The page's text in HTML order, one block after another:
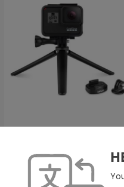
GoPro Tripod
Stativhalterungen mit
19,99 €29,90 €